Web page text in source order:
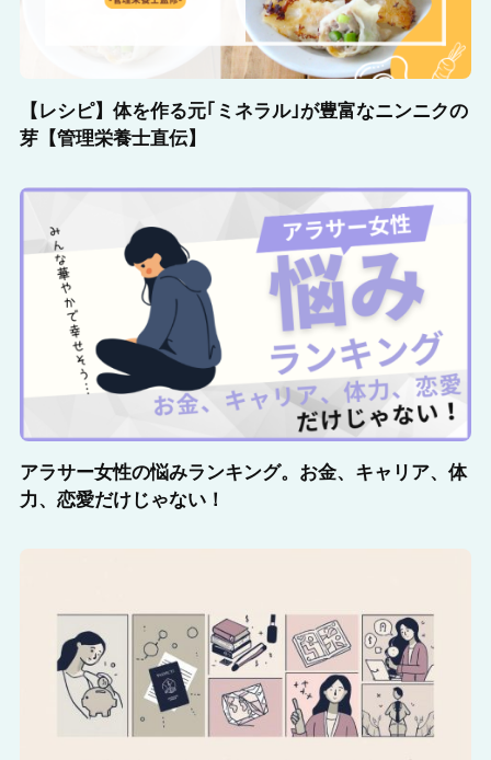
【レシピ】体を作る元｢ミネラル｣が豊富なニンニクの
芽【管理栄養士直伝】
アラサー女性の悩みランキング。お金、キャリア、体
力、恋愛だけじゃない！